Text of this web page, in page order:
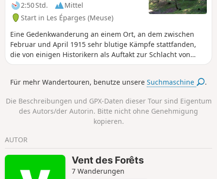
2:50 Std.
Mittel
Start in Les Éparges (Meuse)
Eine Gedenkwanderung an einem Ort, an dem zwischen
Februar und April 1915 sehr blutige Kämpfe stattfanden,
die von einigen Historikern als Auftakt zur Schlacht von
Verdun (in der Nähe) angesehen werden, die ein Jahr
zahlreiche Überreste säumen die Strecke, darunter
entstanden sind.
Für mehr Wandertouren, benutze unsereSuchmaschine .
Die Beschreibungen und GPX-Daten dieser Tour sind Eigentum
des Autors/der Autorin. Bitte nicht ohne Genehmigung
kopieren.
AUTOR
Vent des Forêts
7 Wanderungen